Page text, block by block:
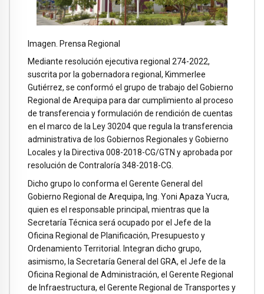
Imagen. Prensa Regional
Mediante resolución ejecutiva regional 274-2022,
suscrita por la gobernadora regional, Kimmerlee
Gutiérrez, se conformó el grupo de trabajo del Gobierno
Regional de Arequipa para dar cumplimiento al proceso
de transferencia y formulación de rendición de cuentas
en el marco de la Ley 30204 que regula la transferencia
administrativa de los Gobiernos Regionales y Gobierno
Locales y la Directiva 008-2018-CG/GTN y aprobada por
resolución de Contraloría 348-2018-CG.
Dicho grupo lo conforma el Gerente General del
Gobierno Regional de Arequipa, Ing. Yoni Apaza Yucra,
quien es el responsable principal, mientras que la
Secretaría Técnica será ocupado por el Jefe de la
Oficina Regional de Planificación, Presupuesto y
Ordenamiento Territorial. Integran dicho grupo,
asimismo, la Secretaría General del GRA, el Jefe de la
Oficina Regional de Administración, el Gerente Regional
de Infraestructura, el Gerente Regional de Transportes y